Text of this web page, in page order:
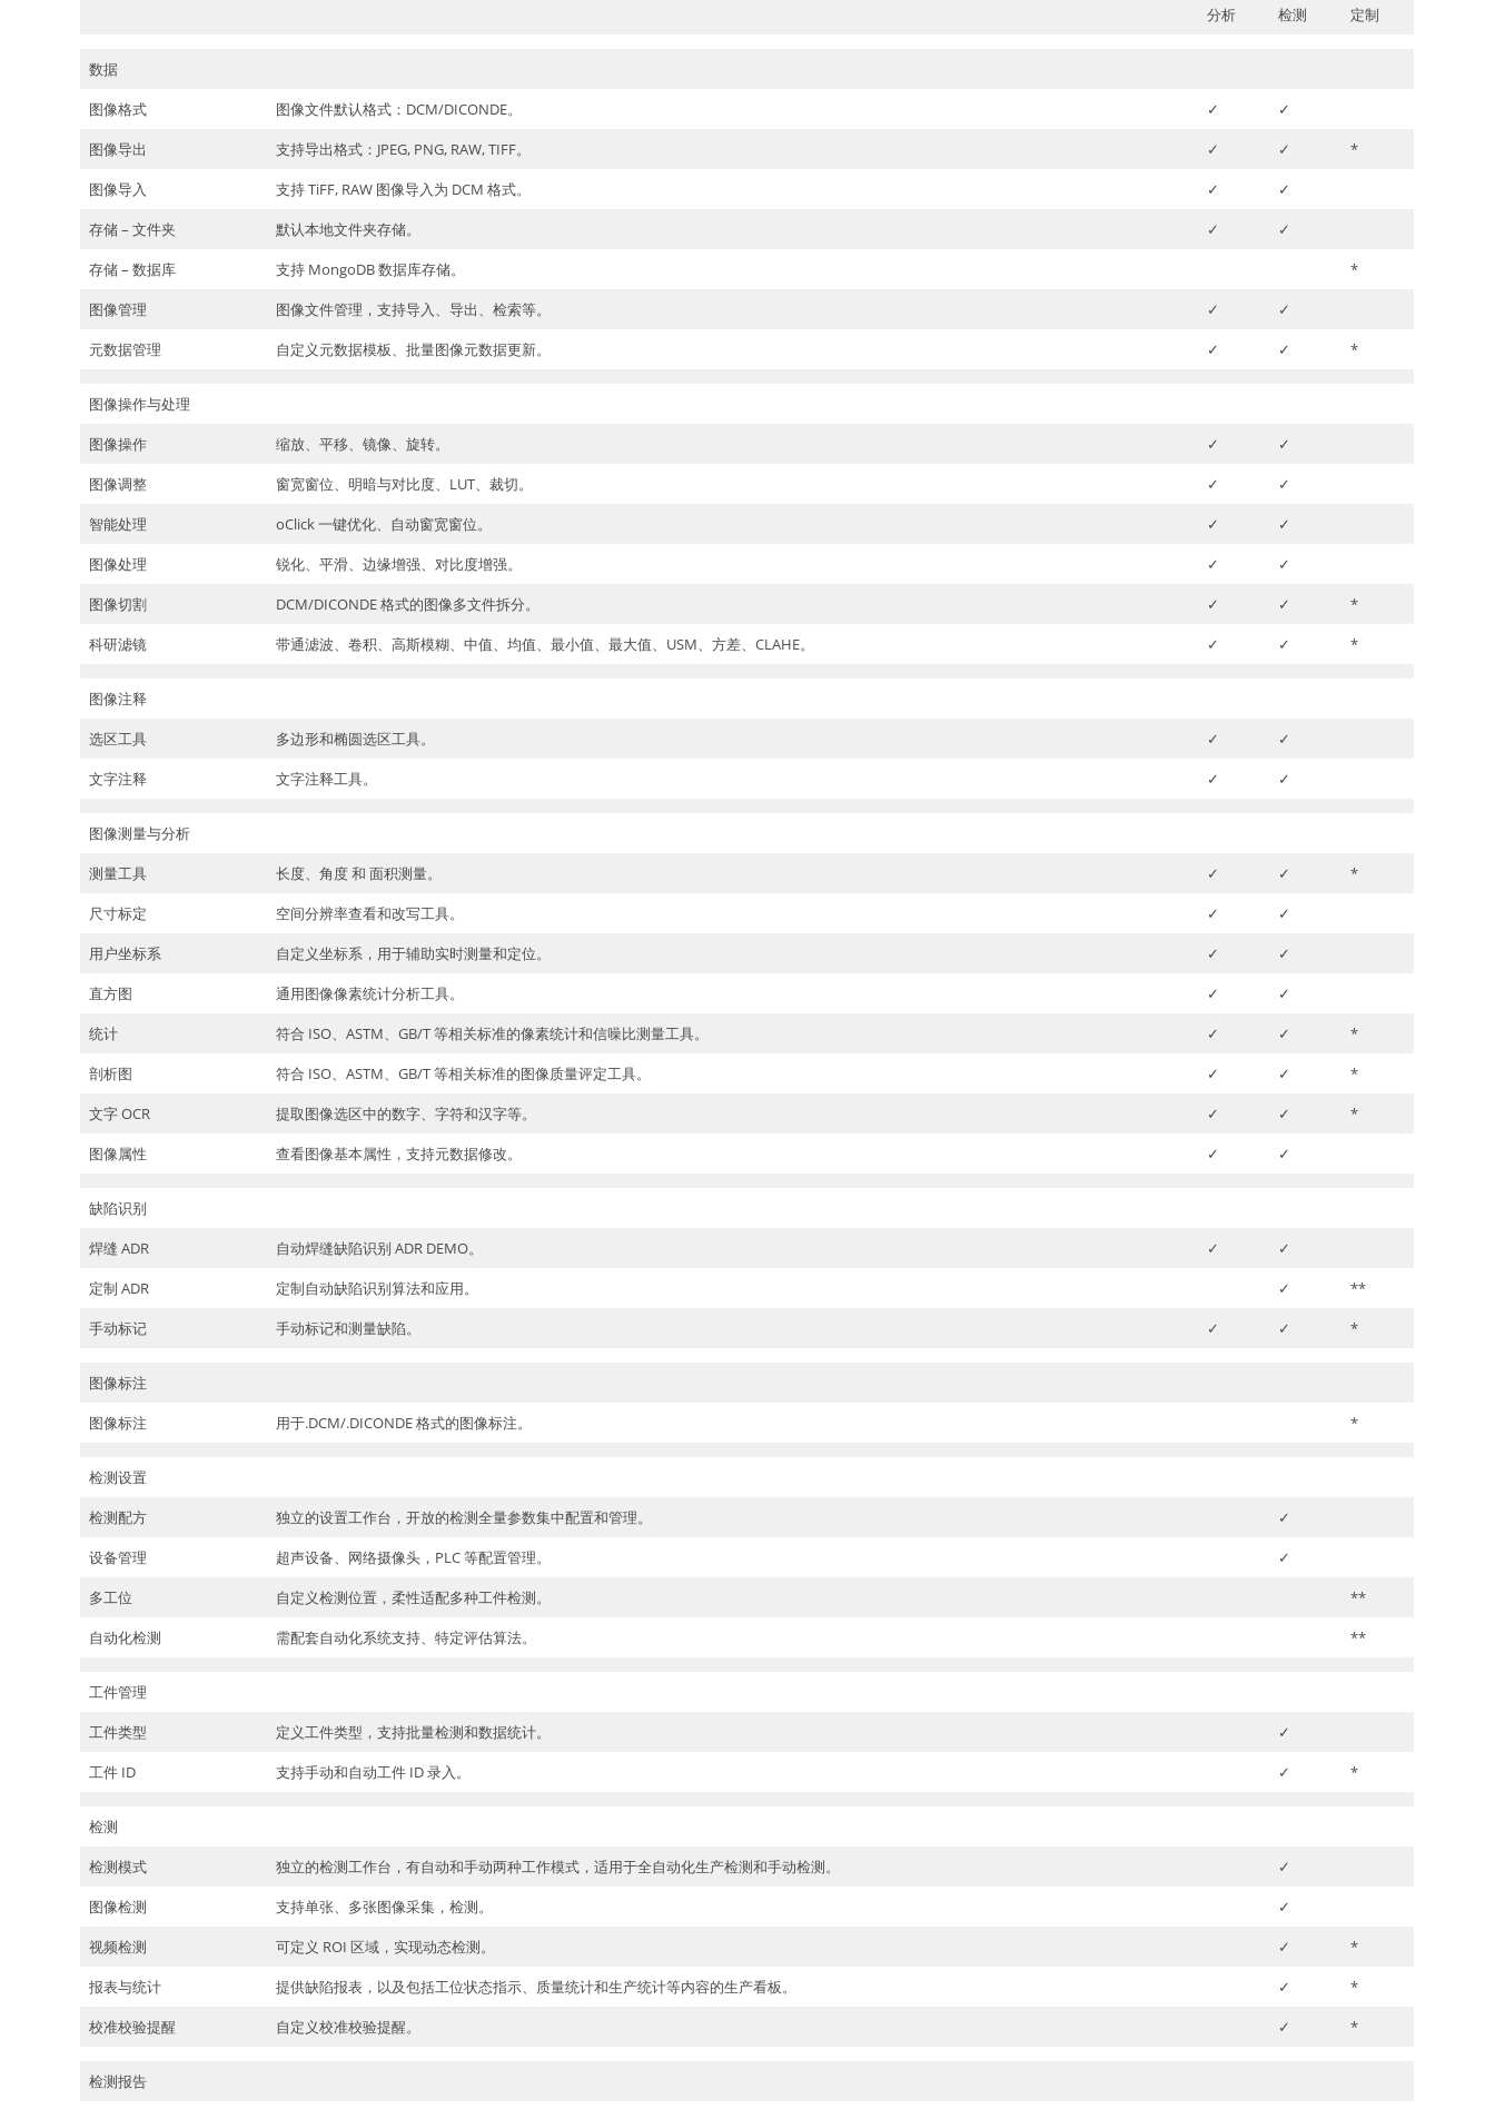
分析 检测 定制
数据
图像格式
图像文件默认格式：DCM/DICONDE。 ✓
✓
图像导出
支持导出格式：JPEG, PNG, RAW, TIFF。 ✓ ✓
*
图像导入
支持 TiFF, RAW 图像导入为 DCM 格式。 ✓
✓
存储 – 文件夹
默认本地文件夹存储。 ✓
✓
存储 – 数据库
支持 MongoDB 数据库存储。
*
图像管理
图像文件管理，支持导入、导出、检索等。 ✓
✓
元数据管理
自定义元数据模板、批量图像元数据更新。 ✓ ✓ *
图像操作与处理
图像操作
缩放、平移、镜像、旋转。 ✓
✓
图像调整
窗宽窗位、明暗与对比度、LUT、裁切。 ✓
✓
智能处理
oClick 一键优化、自动窗宽窗位。 ✓
✓
图像处理
锐化、平滑、边缘增强、对比度增强。 ✓
✓
图像切割
DCM/DICONDE 格式的图像多文件拆分。 ✓ ✓
*
科研滤镜
带通滤波、卷积、高斯模糊、中值、均值、最小值、最大值、USM、方差、CLAHE。 ✓ ✓ *
图像注释
选区工具
多边形和椭圆选区工具。 ✓
✓
文字注释
文字注释工具。 ✓ ✓
图像测量与分析
测量工具
长度、角度 和 面积测量。 ✓ ✓
*
尺寸标定
空间分辨率查看和改写工具。 ✓
✓
用户坐标系
自定义坐标系，用于辅助实时测量和定位。 ✓
✓
直方图
通用图像像素统计分析工具。 ✓
✓
统计
符合 ISO、ASTM、GB/T 等相关标准的像素统计和信噪比测量工具。 ✓ ✓
*
剖析图
符合 ISO、ASTM、GB/T 等相关标准的图像质量评定工具。 ✓ ✓
*
文字 OCR
提取图像选区中的数字、字符和汉字等。 ✓ ✓
*
图像属性
查看图像基本属性，支持元数据修改。 ✓ ✓
缺陷识别
焊缝 ADR
自动焊缝缺陷识别 ADR DEMO。 ✓
✓
定制 ADR
定制自动缺陷识别算法和应用。 ✓
**
手动标记
手动标记和测量缺陷。 ✓ ✓ *
图像标注
图像标注
用于.DCM/.DICONDE 格式的图像标注。 *
检测设置
检测配方
独立的设置工作台，开放的检测全量参数集中配置和管理。
✓
设备管理
超声设备、网络摄像头，PLC 等配置管理。
✓
多工位
自定义检测位置，柔性适配多种工件检测。
**
自动化检测
需配套自动化系统支持、特定评估算法。 **
工件管理
工件类型
定义工件类型，支持批量检测和数据统计。
✓
工件 ID
支持手动和自动工件 ID 录入。 ✓ *
检测
检测模式
独立的检测工作台，有自动和手动两种工作模式，适用于全自动化生产检测和手动检测。
✓
图像检测
支持单张、多张图像采集，检测。
✓
视频检测
可定义 ROI 区域，实现动态检测。 ✓
*
报表与统计
提供缺陷报表，以及包括工位状态指示、质量统计和生产统计等内容的生产看板。 ✓
*
校准校验提醒
自定义校准校验提醒。 ✓ *
检测报告